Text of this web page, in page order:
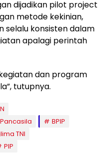
dijadikan pilot project
metode kekinian,
selalu konsisten dalam
apalagi perintah
dan program
tutupnya.
BPIP
TNI
PIP